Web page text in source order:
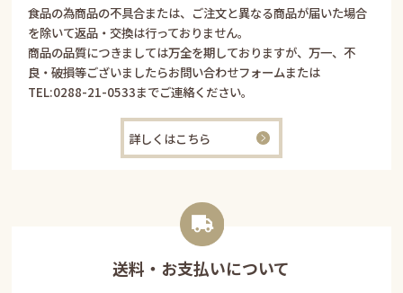
食品の為商品の不具合または、ご注文と異なる商品が届いた場合
を除いて返品・交換は行っておりません。
商品の品質につきましては万全を期しておりますが、万一、不
良・破損等ございましたらお問い合わせフォームまたは
TEL:0288-21-0533までご連絡ください。
詳しくはこちら
送料・お支払いについて